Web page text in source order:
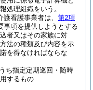
処理組織をいう。
看護事業者は、 第2項
事項を提供しようとする
者又はその家族に対
法の種類及び内容を示
を得なければならな
ち指定定期巡回・随時
するもの